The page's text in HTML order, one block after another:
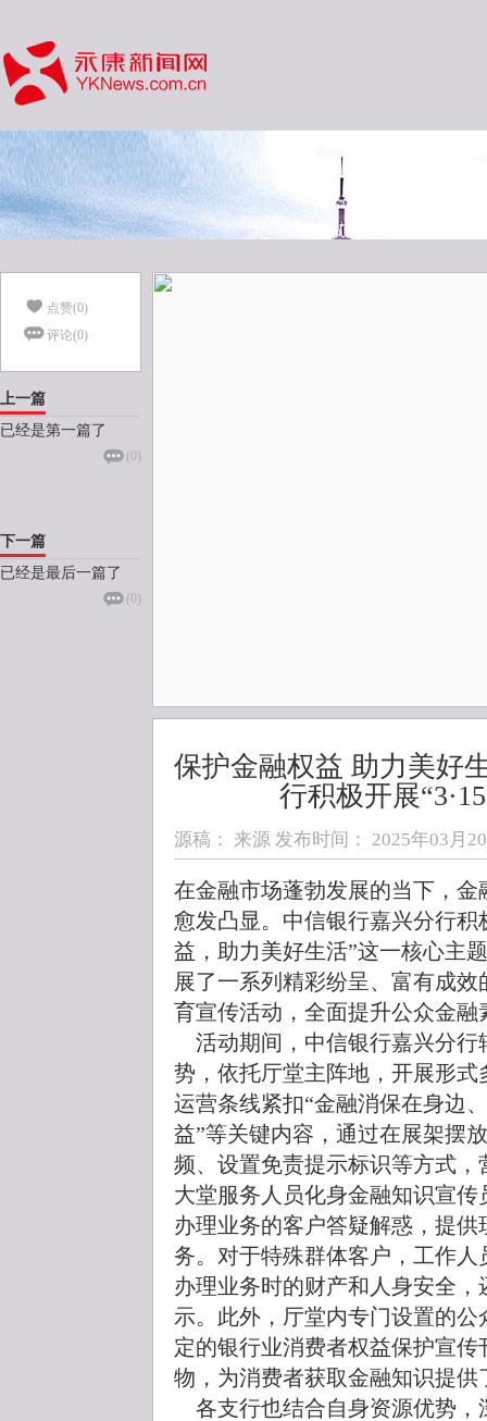
点赞(0)
评论(0)
上一篇
已经是第一篇了
(0)
下一篇
已经是最后一篇了
(0)
保护金融权益 助力美
行积极开展
源稿： 来源 发布时间： 2025年03月
在金融市场蓬勃发展的当下，
愈发凸显。中信银行嘉兴分行
益，助力美好生活”这一核心主
展了一系列精彩纷呈、富有成效
育宣传活动，全面提升公众金
活动期间，中信银行嘉兴分行
势，依托厅堂主阵地，开展形
运营条线紧扣“金融消保在身边
益”等关键内容，通过在展架摆
频、设置免责提示标识等方式
大堂服务人员化身金融知识宣
办理业务的客户答疑解惑，提
务。对于特殊群体客户，工作
办理业务时的财产和人身安全
示。此外，厅堂内专门设置的
定的银行业消费者权益保护宣
物，为消费者获取金融知识提供
各支行也结合自身资源优势，